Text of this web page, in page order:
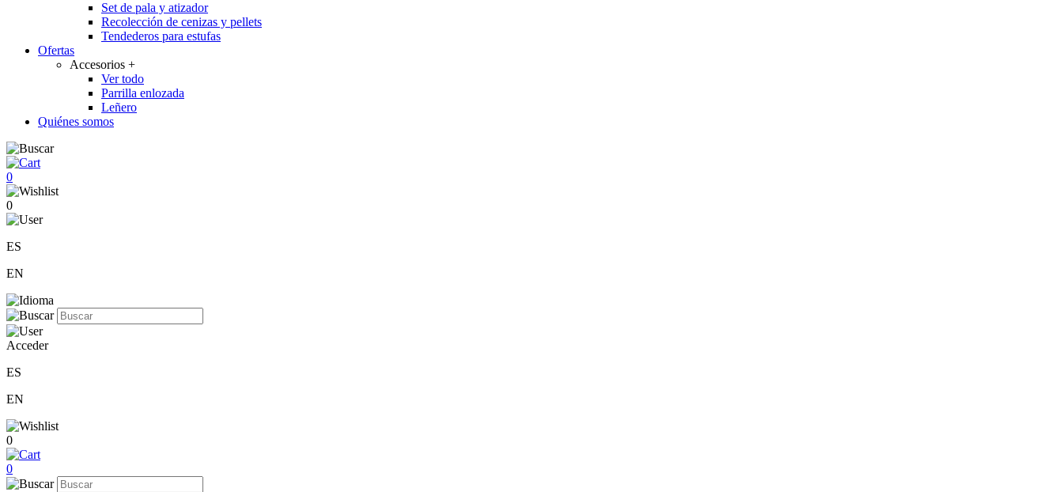
Set de pala y atizador
Recolección de cenizas y pellets
Tendederos para estufas
Ofertas
Accesorios +
Ver todo
Parrilla enlozada
Leñero
Quiénes somos
0
0
ES
EN
Acceder
ES
EN
0
0